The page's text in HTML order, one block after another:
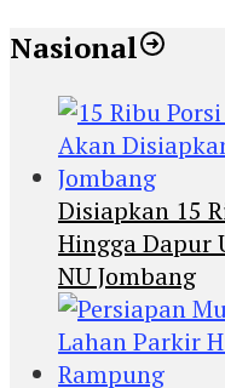
Nasional
Disiapkan 15
Hingga Dapur
NU Jombang